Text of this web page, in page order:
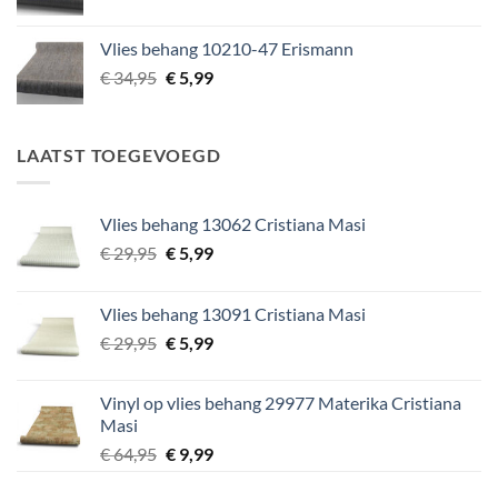
€ 29,95.€ 5,99.
Vlies behang 10210-47 Erismann
€34,95 Oorspronkelijke
€ 34,95.
€5,99Huidige
€ 5,99.
LAATST TOEGEVOEGD
Vlies behang 13062 Cristiana Masi
€29,95 Oorspronkelijke
€ 29,95.
€5,99Huidige
€ 5,99.
Vlies behang 13091 Cristiana Masi
€29,95 Oorspronkelijke
€ 29,95.
€5,99Huidige
€ 5,99.
Vinyl op vlies behang 29977 Materika Cristiana
Masi
€64,95 Oorspronkelijke
€9,99Huidige